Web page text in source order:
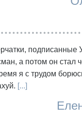
подписанные
а потом он стал
я с трудом
[...]